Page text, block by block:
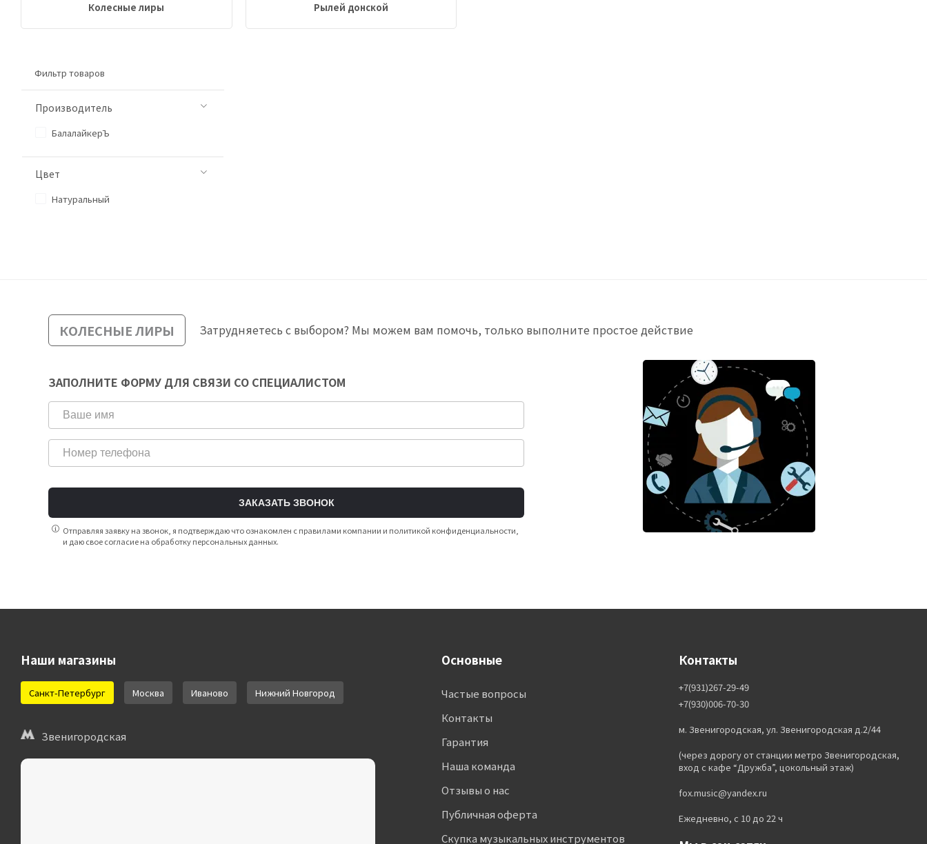
Колесные лиры Рылей донской
Фильтр товаров
Производитель
БалалайкерЪ
Цвет
Натуральный
КОЛЕСНЫЕ ЛИРЫ Затрудняетесь с выбором? Мы можем вам помочь, только выполните простое действие
ЗАПОЛНИТЕ ФОРМУ ДЛЯ СВЯЗИ СО СПЕЦИАЛИСТОМ
ЗАКАЗАТЬ ЗВОНОК
Отправляя заявку на звонок, я подтверждаю что ознакомлен с правилами компании и политикой конфиденциальности,
и даю свое согласие на обработку персональных данных.
Наши магазины
Санкт-Петербург Москва Иваново Нижний Новгород
Звенигородская
Основные
Частые вопросы
Контакты
Гарантия
Наша команда
Отзывы о нас
Публичная оферта
Скупка музыкальных инструментов
Контакты
+7(931)267-29-49
+7(930)006-70-30
м. Звенигородская, ул. Звенигородская д.2/44
(через дорогу от станции метро Звенигородская,
вход с кафе “Дружба”, цокольный этаж)
fox.music@yandex.ru
Ежедневно, с 10 до 22 ч